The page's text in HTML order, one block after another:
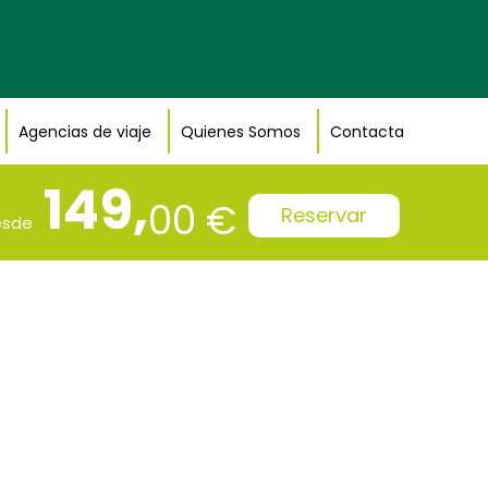
Agencias de viaje Quienes Somos Contacta
149,00 € Reservar